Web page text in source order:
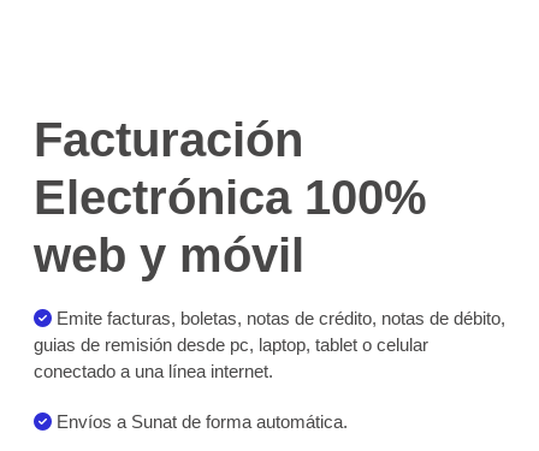
Facturación
Electrónica 100%
web y móvil
Emite facturas, boletas, notas de crédito, notas de débito,
guias de remisión desde pc, laptop, tablet o celular
conectado a una línea internet.
Envíos a Sunat de forma automática.